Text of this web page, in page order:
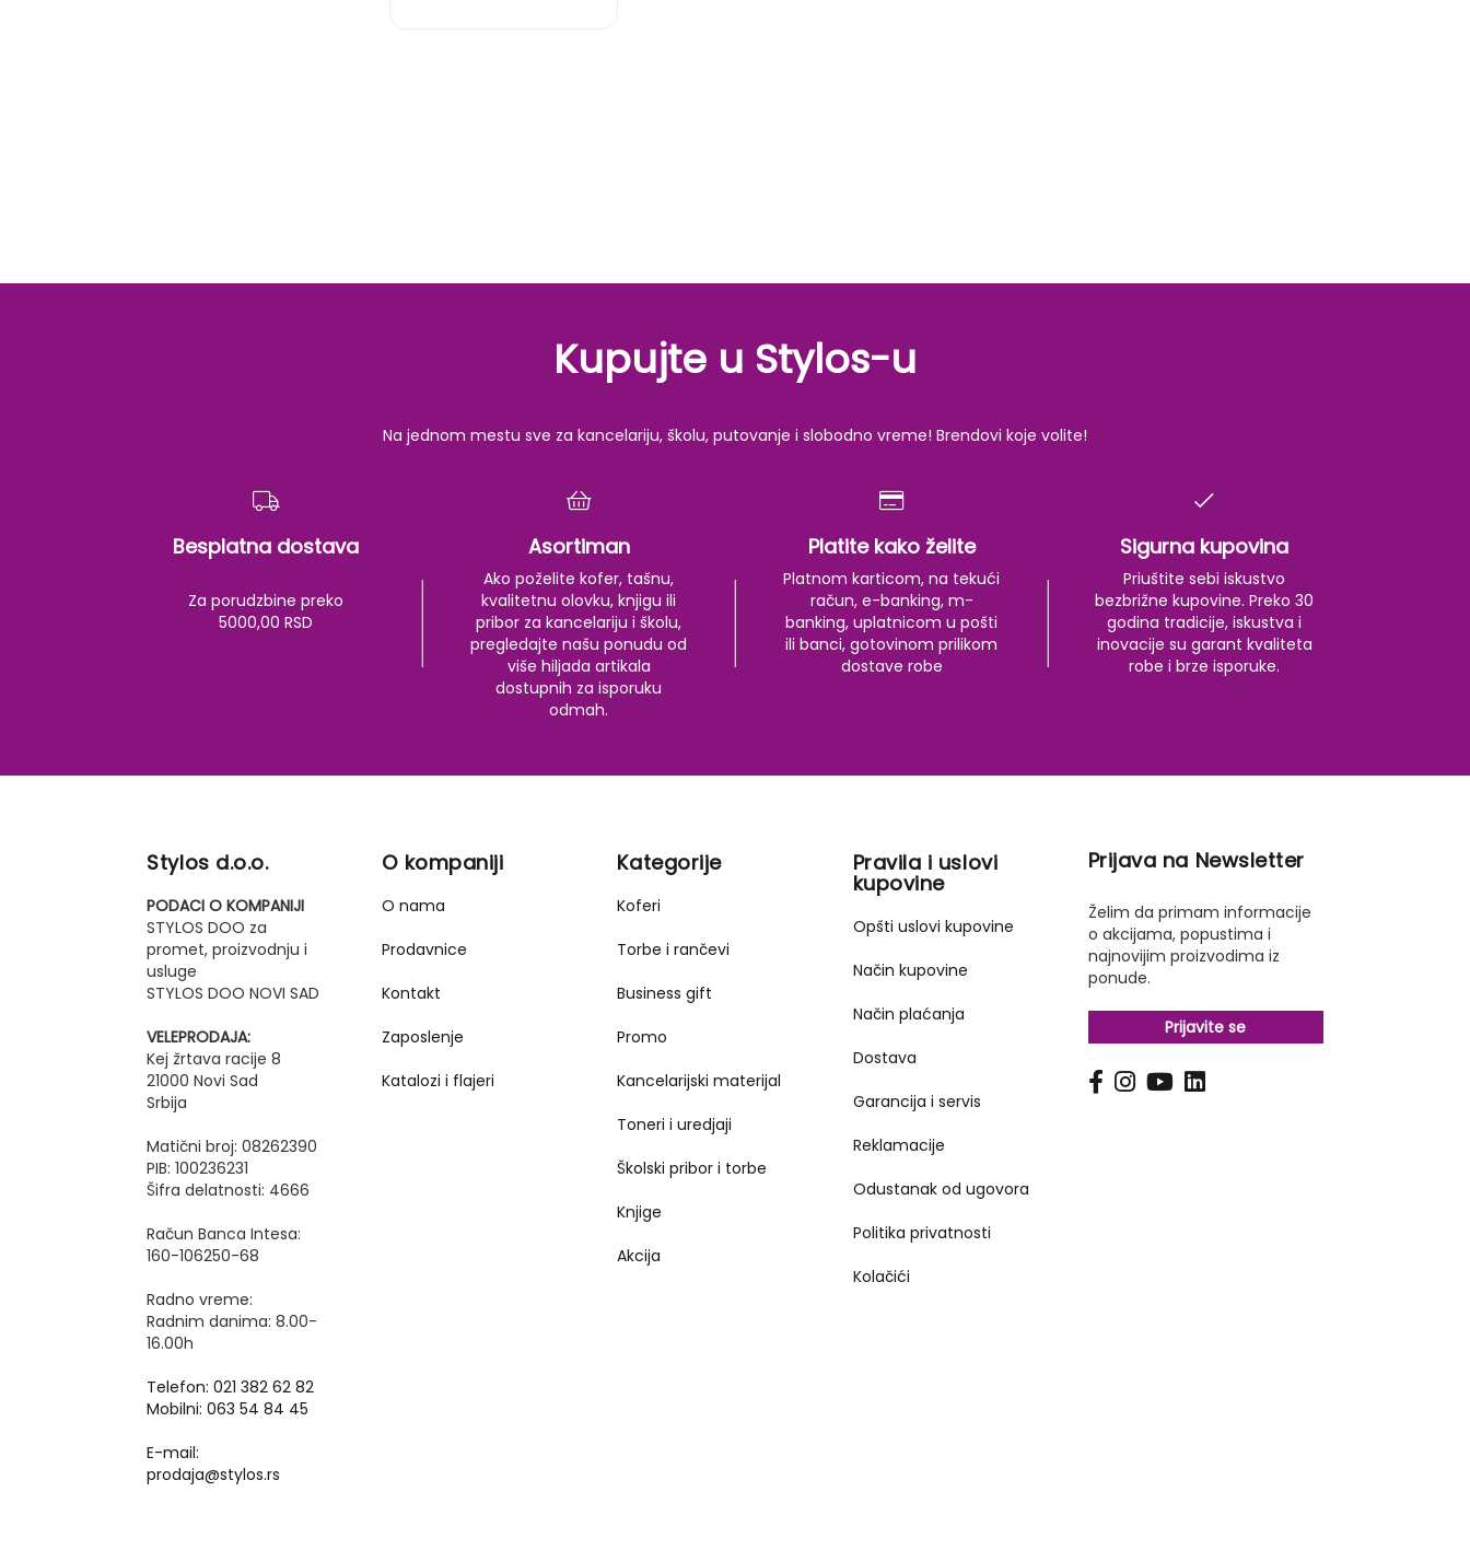
Kupujte u Stylos-u
Na jednom mestu sve za kancelariju, školu, putovanje i slobodno vreme! Brendovi koje volite!
Besplatna dostava
Za porudzbine preko
5000,00 RSD
Asortiman
Ako poželite kofer, tašnu,
kvalitetnu olovku, knjigu ili
pribor za kancelariju i školu,
pregledajte našu ponudu od
više hiljada artikala
dostupnih za isporuku
odmah.
Platite kako želite
Platnom karticom, na tekući
račun, e-banking, m-
banking, uplatnicom u pošti
ili banci, gotovinom prilikom
dostave robe
Sigurna kupovina
Priuštite sebi iskustvo
bezbrižne kupovine. Preko 30
godina tradicije, iskustva i
inovacije su garant kvaliteta
robe i brze isporuke.
Stylos d.o.o.
PODACI O KOMPANIJI
STYLOS DOO za
promet, proizvodnju i
usluge
STYLOS DOO NOVI SAD
VELEPRODAJA:
Kej žrtava racije 8
21000 Novi Sad
Srbija
Matični broj: 08262390
PIB: 100236231
Šifra delatnosti: 4666
Račun Banca Intesa:
160-106250-68
Radno vreme:
Radnim danima: 8.00-
16.00h
Telefon: 021 382 62 82
Mobilni: 063 54 84 45
E-mail:
prodaja@stylos.rs
O kompaniji
O nama
Prodavnice
Kontakt
Zaposlenje
Katalozi i flajeri
Kategorije
Koferi
Torbe i rančevi
Business gift
Promo
Kancelarijski materijal
Toneri i uredjaji
Školski pribor i torbe
Knjige
Akcija
Pravila i uslovi
kupovine
Opšti uslovi kupovine
Način kupovine
Način plaćanja
Dostava
Garancija i servis
Reklamacije
Odustanak od ugovora
Politika privatnosti
Kolačići
Prijava na Newsletter
Želim da primam informacije
o akcijama, popustima i
najnovijim proizvodima iz
ponude.
Prijavite se